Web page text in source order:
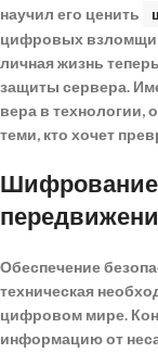
научил его ценить
цифровых
личная жизнь
защиты сервера.
вера в технологии,
теми, кто хочет
Обеспечение
техническая
цифровом мире.
информацию от